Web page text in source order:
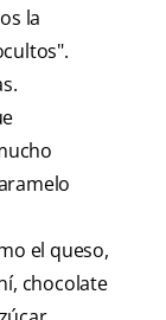
la
el queso,
chocolate